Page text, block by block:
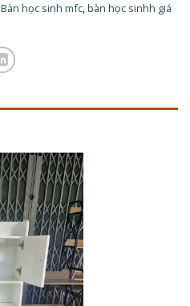
Bàn học sinh mfc,bàn học sinhh giá